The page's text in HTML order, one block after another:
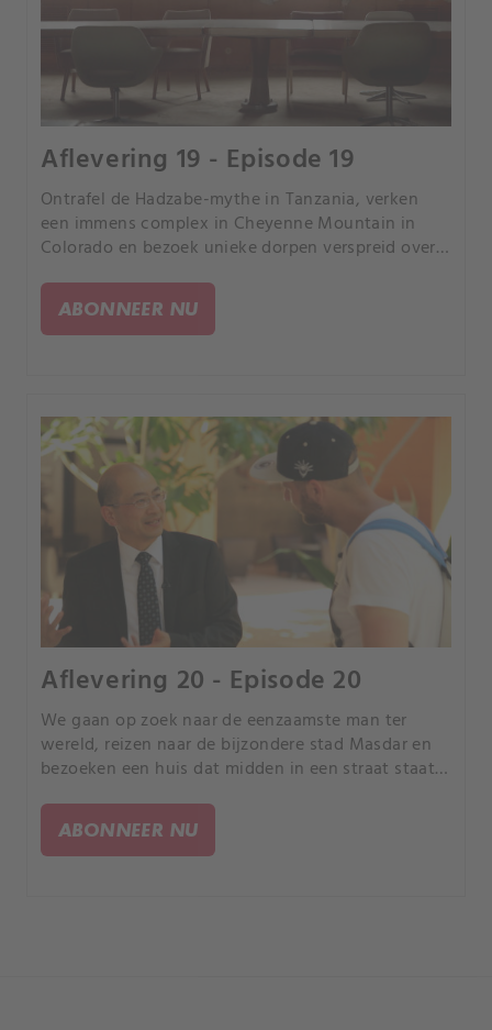
Aflevering 19 - Episode 19
Ontrafel de Hadzabe-mythe in Tanzania, verken
een immens complex in Cheyenne Mountain in
Colorado en bezoek unieke dorpen verspreid over
verlaten boot van Kroatië en futuristische huizen
in China.
ABONNEER NU
Aflevering 20 - Episode 20
We gaan op zoek naar de eenzaamste man ter
wereld, reizen naar de bijzondere stad Masdar en
bezoeken een huis dat midden in een straat staat.
Polen en een dorp in India waar de huizen geen
deur hebben.
ABONNEER NU